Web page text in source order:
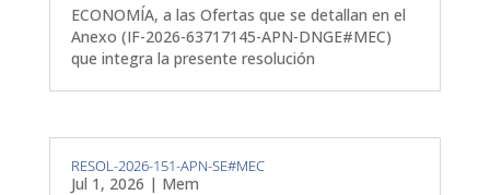
ECONOMÍA, a las Ofertas que se detallan en el
Anexo (IF-2026-63717145-APN-DNGE#MEC)
que integra la presente resolución
RESOL-2026-151-APN-SE#MEC
Jul 1, 2026 | Mem